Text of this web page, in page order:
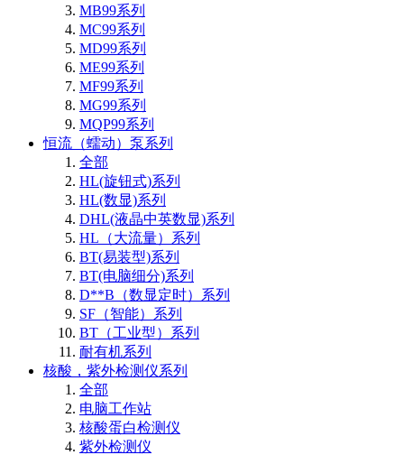
MB99系列
MC99系列
MD99系列
ME99系列
MF99系列
MG99系列
MQP99系列
恒流（蠕动）泵系列
全部
HL(旋钮式)系列
HL(数显)系列
DHL(液晶中英数显)系列
HL（大流量）系列
BT(易装型)系列
BT(电脑细分)系列
D**B（数显定时）系列
SF（智能）系列
BT（工业型）系列
耐有机系列
核酸，紫外检测仪系列
全部
电脑工作站
核酸蛋白检测仪
紫外检测仪